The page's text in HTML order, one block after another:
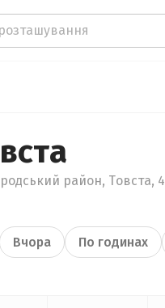
район, Товста,
Вчора По годинах